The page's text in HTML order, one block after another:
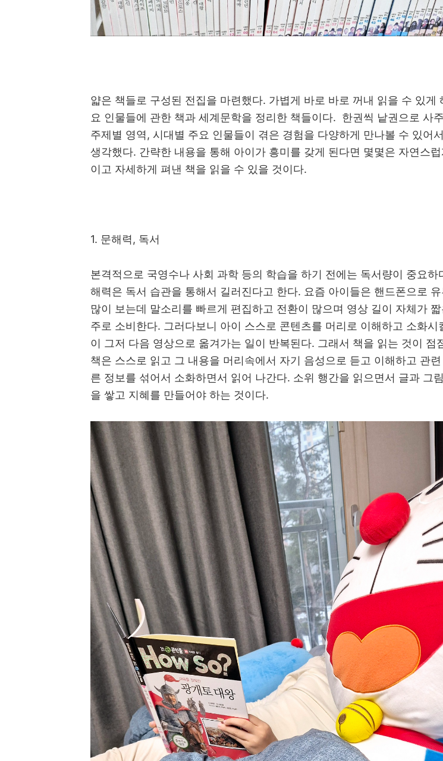
얇은 책들로 구성된 전집을 마련했다. 가볍게 바로 바로 꺼내 읽을 수 있게
요 인물들에 관한 책과 세계문학을 정리한 책들이다. 한권씩 낱권으로 사
주제별 영역, 시대별 주요 인물들이 겪은 경험을 다양하게 만나볼 수 있어
생각했다. 간략한 내용을 통해 아이가 흥미를 갖게 된다면 몇몇은 자연스
이고 자세하게 펴낸 책을 읽을 수 있을 것이다.
1. 문해력, 독서
본격적으로 국영수나 사회 과학 등의 학습을 하기 전에는 독서량이 중요하
해력은 독서 습관을 통해서 길러진다고 한다. 요즘 아이들은 핸드폰으로
많이 보는데 말소리를 빠르게 편집하고 전환이 많으며 영상 길이 자체가
주로 소비한다. 그러다보니 아이 스스로 콘텐츠를 머리로 이해하고 소화시
이 그저 다음 영상으로 옮겨가는 일이 반복된다. 그래서 책을 읽는 것이 점
책은 스스로 읽고 그 내용을 머리속에서 자기 음성으로 듣고 이해하고 관
른 정보를 섞어서 소화하면서 읽어 나간다. 소위 행간을 읽으면서 글과 그
을 쌓고 지혜를 만들어야 하는 것이다.